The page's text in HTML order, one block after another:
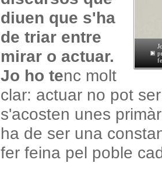
diuen que s'ha
de triar entre
mirar o actuar.
Jo ho tenc molt
clar: actuar no pot
s'acosten unes
ha de ser una
fer feina pel poble